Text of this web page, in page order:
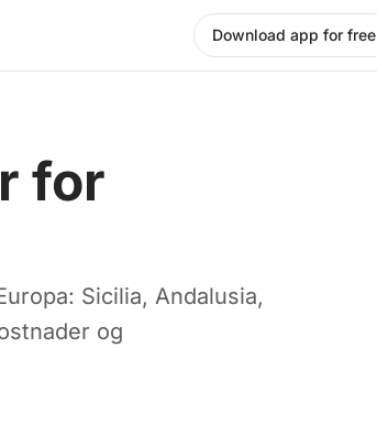
Download app for free
for
Sicilia, Andalusia,
og